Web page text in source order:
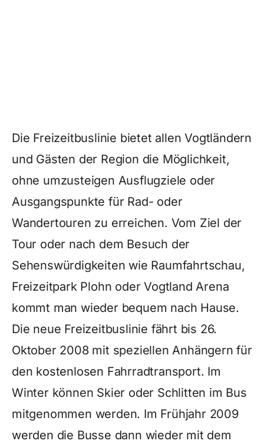
Die Freizeitbuslinie bietet allen Vogtländern
und Gästen der Region die Möglichkeit,
ohne umzusteigen Ausflugziele oder
Ausgangspunkte für Rad- oder
Wandertouren zu erreichen. Vom Ziel der
Tour oder nach dem Besuch der
Sehenswürdigkeiten wie Raumfahrtschau,
Freizeitpark Plohn oder Vogtland Arena
kommt man wieder bequem nach Hause.
Die neue Freizeitbuslinie fährt bis 26.
Oktober 2008 mit speziellen Anhängern für
den kostenlosen Fahrradtransport. Im
Winter können Skier oder Schlitten im Bus
mitgenommen werden. Im Frühjahr 2009
werden die Busse dann wieder mit dem